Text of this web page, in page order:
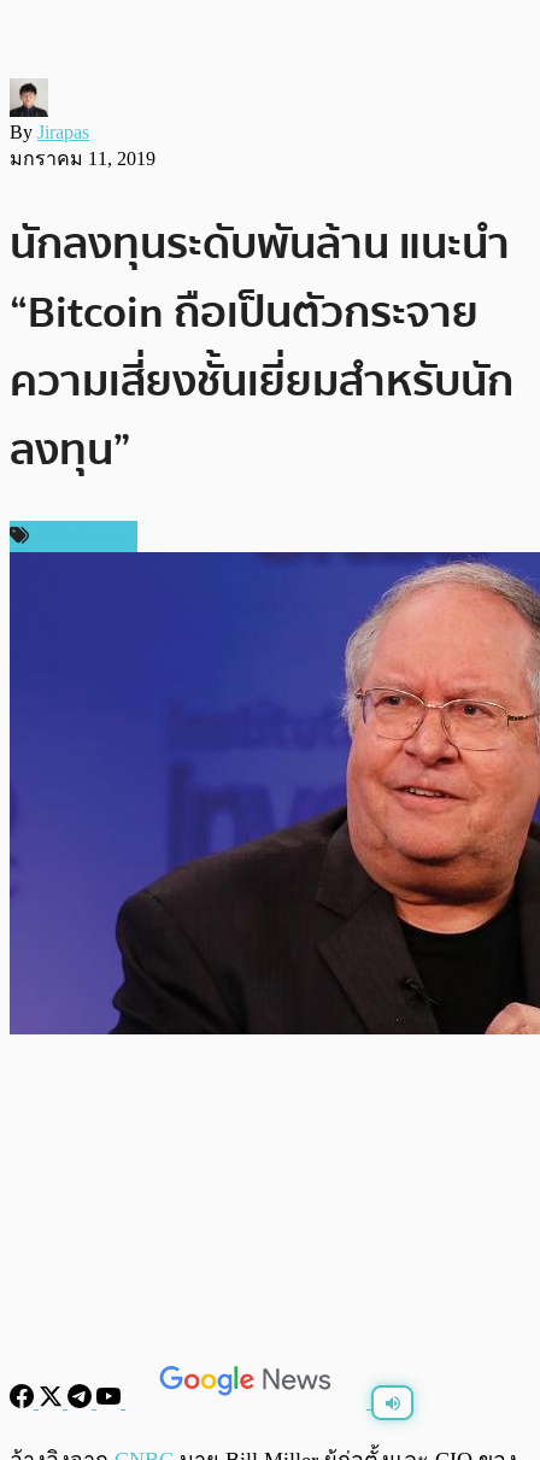
By Jirapas
มกราคม 11, 2019
นักลงทุนระดับพันล้าน แนะนำ
“Bitcoin ถือเป็นตัวกระจาย
ความเสี่ยงชั้นเยี่ยมสำหรับนัก
ลงทุน”